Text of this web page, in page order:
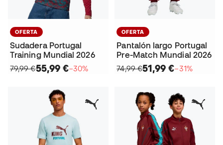
OFERTA
Sudadera Portugal
Training Mundial 2026
79,99 €55,99 €−30%
OFERTA
Pantalón largo Portugal
Pre-Match Mundial 2026
74,99 €51,99 €−31%